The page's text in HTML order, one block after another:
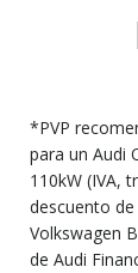
*PVP
para un Audi
110kW (IVA,
descuento
Volkswagen
de Audi